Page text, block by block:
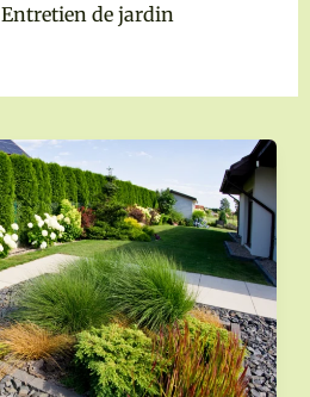
Entretien de jardin